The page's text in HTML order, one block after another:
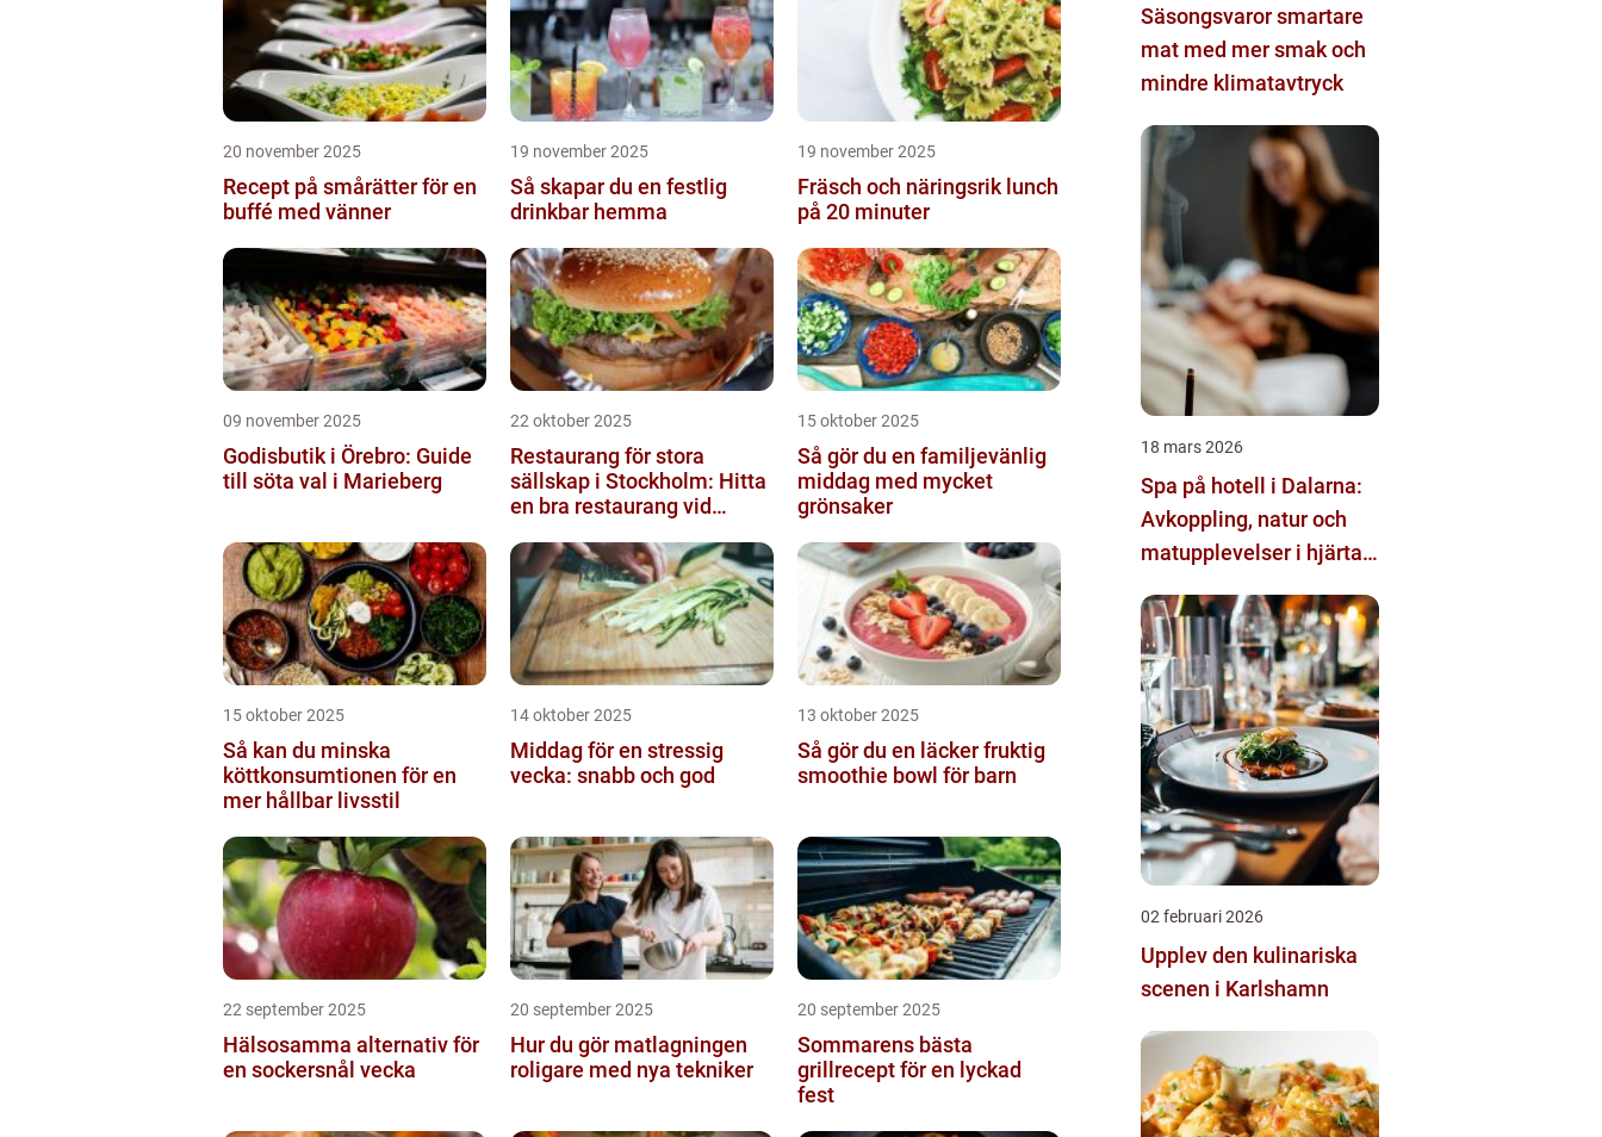
20 november 2025
Recept på smårätter för en
buffé med vänner
19 november 2025
Så skapar du en festlig
drinkbar hemma
19 november 2025
Fräsch och näringsrik lunch
på 20 minuter
09 november 2025
Godisbutik i Örebro: Guide
till söta val i Marieberg
22 oktober 2025
Restaurang för stora
sällskap i Stockholm: Hitta
en bra restaurang vid
15 oktober 2025
Så gör du en familjevänlig
middag med mycket
grönsaker
15 oktober 2025
Så kan du minska
köttkonsumtionen för en
mer hållbar livsstil
14 oktober 2025
Middag för en stressig
vecka: snabb och god
13 oktober 2025
Så gör du en läcker fruktig
smoothie bowl för barn
22 september 2025
Hälsosamma alternativ för
en sockersnål vecka
20 september 2025
Hur du gör matlagningen
roligare med nya tekniker
20 september 2025
Sommarens bästa
grillrecept för en lyckad
fest
Säsongsvaror smartare
mat med mer smak och
mindre klimatavtryck
18 mars 2026
Spa på hotell i Dalarna:
Avkoppling, natur och
matupplevelser i hjärtat
02 februari 2026
Upplev den kulinariska
scenen i Karlshamn